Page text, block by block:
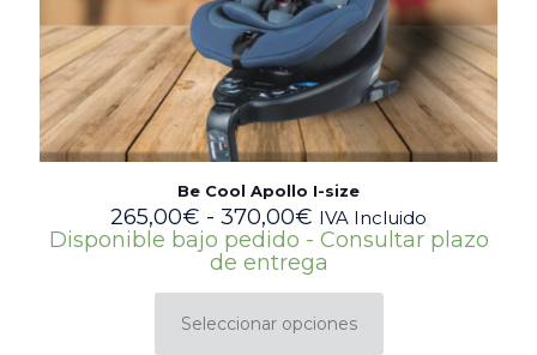
Be Cool Apollo I-size
265,00€ - 370,00€ Rango
de
precios:
hasta
IVA Incluido
Disponible bajo pedido - Consultar plazo
de entrega
Seleccionar opciones
Este